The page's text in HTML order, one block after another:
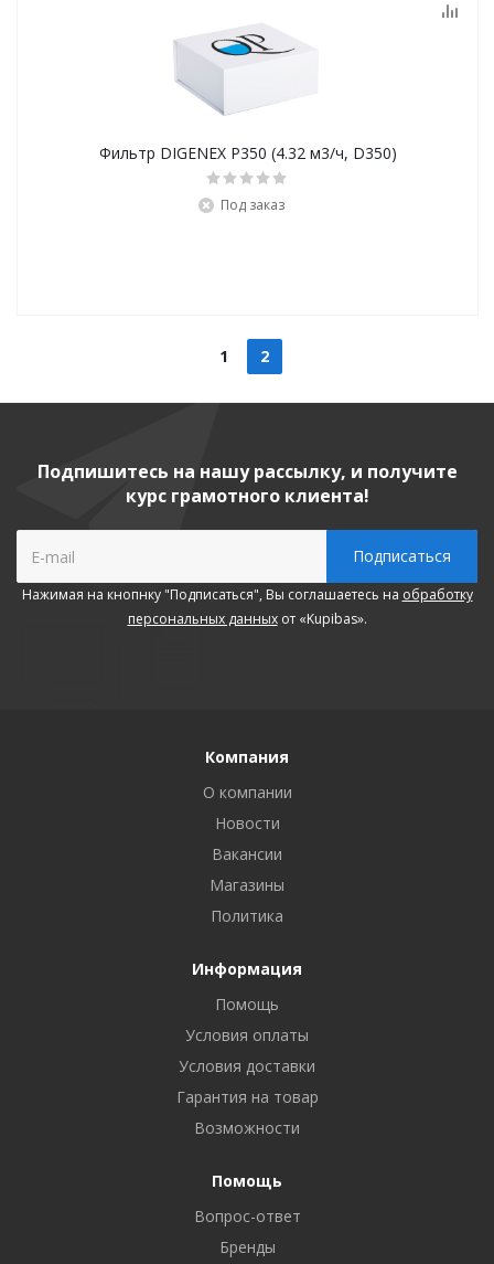
Фильтр DIGENEX P350 (4.32 м3/ч, D350)
Под заказ
1 2
Подпишитесь на нашу рассылку, и получите
курс грамотного клиента!
Нажимая на кнопнку "Подписаться", Вы соглашаетесь на обработку
персональных данныхот «Kupibas».
Компания
О компании
Новости
Вакансии
Магазины
Политика
Информация
Помощь
Условия оплаты
Условия доставки
Гарантия на товар
Возможности
Помощь
Вопрос-ответ
Бренды